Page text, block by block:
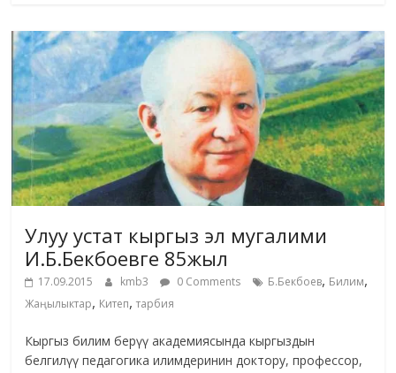
Улуу устат кыргыз эл мугалими
И.Б.Бекбоевге 85жыл
17.09.2015 kmb3 0 Comments Б.Бекбоев, Билим,
Жаңылыктар, Китеп,тарбия
Кыргыз билим берүү академиясында кыргыздын
белгилүү педагогика илимдеринин доктору, профессор,